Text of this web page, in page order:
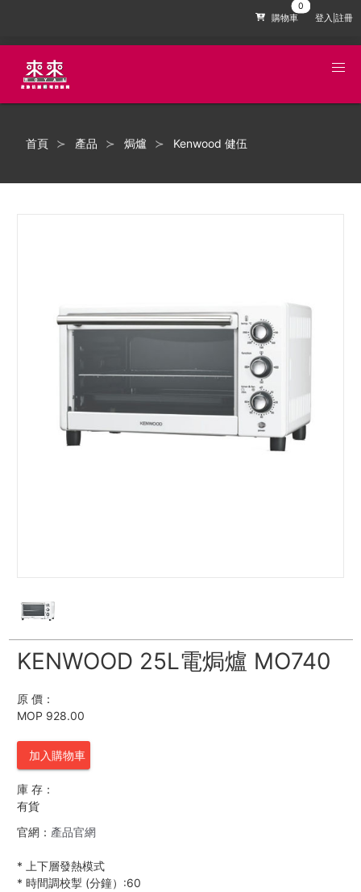
購物車 登入|註冊
首頁 產品 焗爐 Kenwood 健伍
KENWOOD 25L電焗爐 MO740
原 價：
MOP 928.00
加入購物車
庫 存：
有貨
官網： 產品官網
* 上下層發熱模式
* 時間調校掣 (分鐘）:60